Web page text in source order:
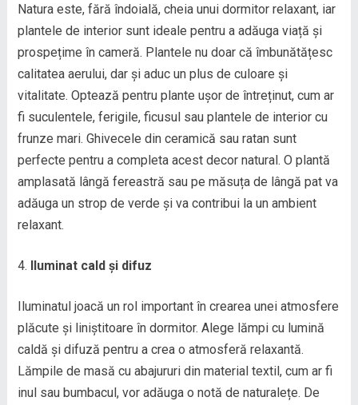
Natura este, fără îndoială, cheia unui dormitor relaxant, iar
plantele de interior sunt ideale pentru a adăuga viață și
prospețime în cameră. Plantele nu doar că îmbunătățesc
calitatea aerului, dar și aduc un plus de culoare și
vitalitate. Optează pentru plante ușor de întreținut, cum ar
fi suculentele, ferigile, ficusul sau plantele de interior cu
frunze mari. Ghivecele din ceramică sau ratan sunt
perfecte pentru a completa acest decor natural. O plantă
amplasată lângă fereastră sau pe măsuța de lângă pat va
adăuga un strop de verde și va contribui la un ambient
relaxant.
Iluminat cald și difuz
Iluminatul joacă un rol important în crearea unei atmosfere
plăcute și liniștitoare în dormitor. Alege lămpi cu lumină
caldă și difuză pentru a crea o atmosferă relaxantă.
Lămpile de masă cu abajururi din material textil, cum ar fi
inul sau bumbacul, vor adăuga o notă de naturalețe. De